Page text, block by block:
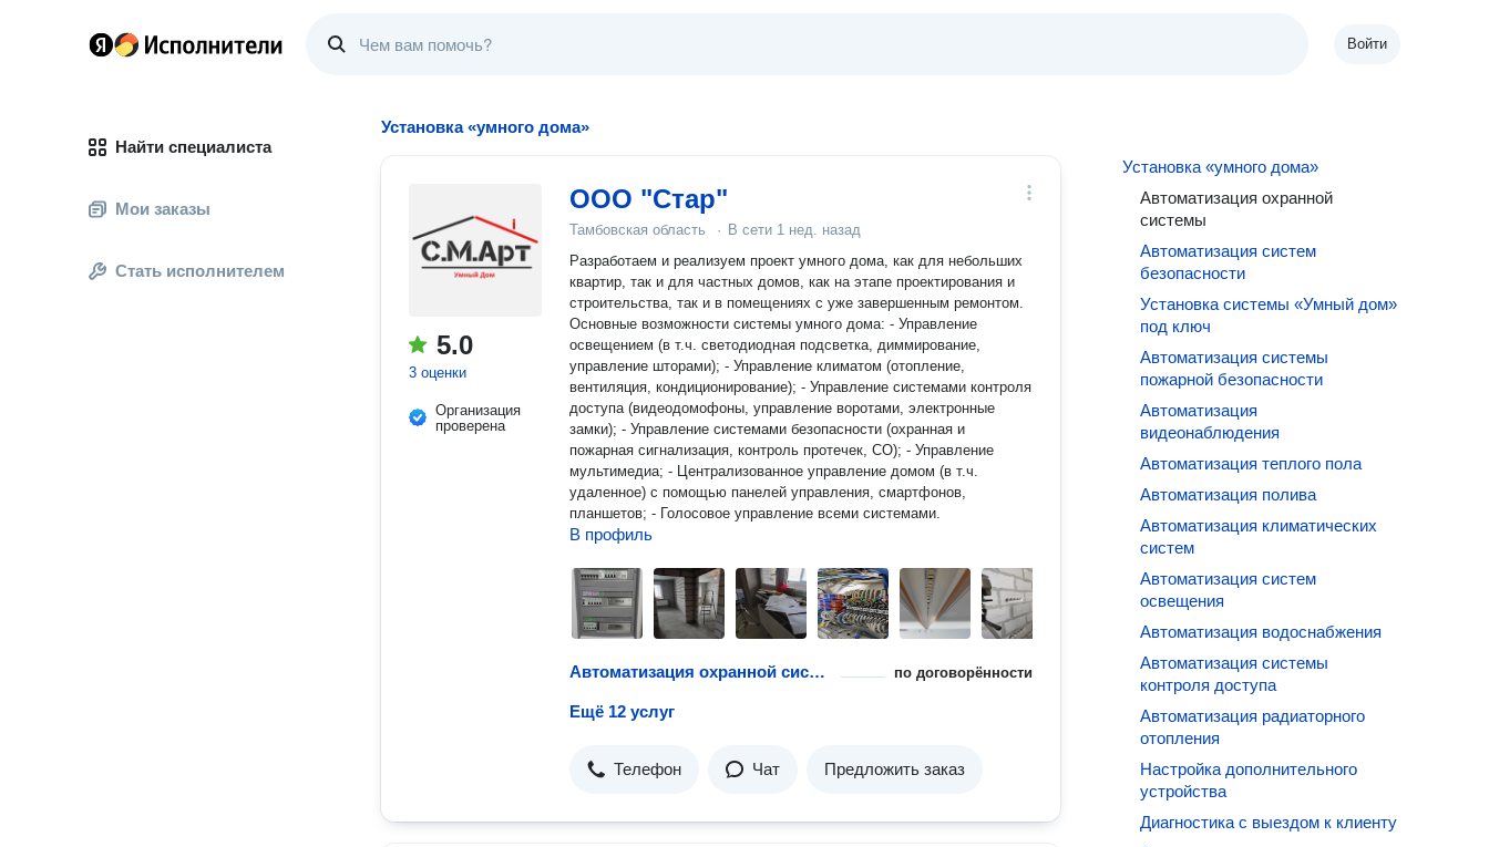
Войти
Найти специалиста
Мои заказы
Стать исполнителем
Установка «умного дома»
5.0
3 оценки
Организация
проверена
ООО "Стар"
Тамбовская область · В сети 1 нед. назад
Разработаем и реализуем проект умного дома, как для небольших
квартир, так и для частных домов, как на этапе проектирования и
строительства, так и в помещениях с уже завершенным ремонтом.
Основные возможности системы умного дома: - Управление
освещением (в т.ч. светодиодная подсветка, диммирование,
управление шторами); - Управление климатом (отопление,
вентиляция, кондиционирование); - Управление системами контроля
доступа (видеодомофоны, управление воротами, электронные
замки); - Управление системами безопасности (охранная и
пожарная сигнализация, контроль протечек, СО); - Управление
мультимедиа; - Централизованное управление домом (в т.ч.
удаленное) с помощью панелей управления, смартфонов,
планшетов; - Голосовое управление всеми системами.
В профиль
Автоматизация охранной системы по договорённости
Ещё 12 услуг
Телефон Чат Предложить заказ
Установка «умного дома»
Автоматизация охранной
системы
Автоматизация систем
безопасности
Установка системы «Умный дом»
под ключ
Автоматизация системы
пожарной безопасности
Автоматизация
видеонаблюдения
Автоматизация теплого пола
Автоматизация полива
Автоматизация климатических
систем
Автоматизация систем
освещения
Автоматизация водоснабжения
Автоматизация системы
контроля доступа
Автоматизация радиаторного
отопления
Настройка дополнительного
устройства
Диагностика с выездом к клиенту